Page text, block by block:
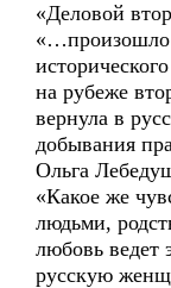
«Деловой
«…произошло
на рубеже
вернула в
добывания
Ольга
«Какое же
людьми,
любовь ведет
русскую